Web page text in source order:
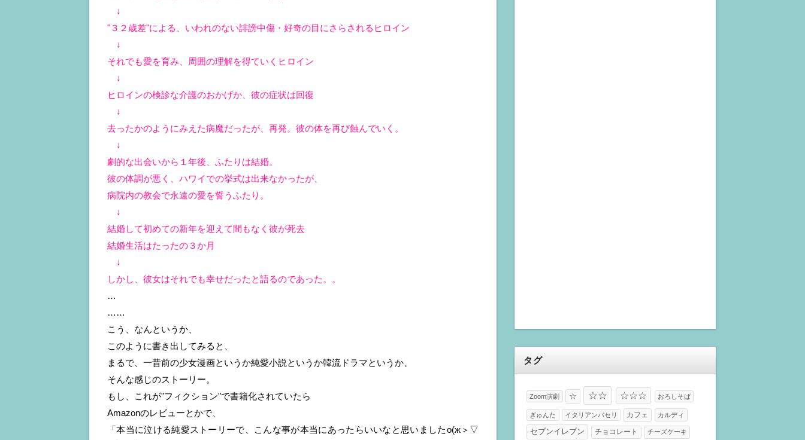
↓
"３２歳差"による、いわれのない誹謗中傷・好奇の目にさらされるヒロイン
↓
それでも愛を育み、周囲の理解を得ていくヒロイン
↓
ヒロインの検診な介護のおかげか、彼の症状は回復
↓
去ったかのようにみえた病魔だったが、再発。彼の体を再び蝕んでいく。
↓
劇的な出会いから１年後、ふたりは結婚。
彼の体調が悪く、ハワイでの挙式は出来なかったが、
病院内の教会で永遠の愛を誓うふたり。
↓
結婚して初めての新年を迎えて間もなく彼が死去
結婚生活はたったの３か月
↓
しかし、彼女はそれでも幸せだったと語るのであった。。
…
……
こう、なんというか、
このように書き出してみると、
まるで、一昔前の少女漫画というか純愛小説というか韓流ドラマというか、
そんな感じのストーリー。
もし、これが"フィクション"で書籍化されていたら
Amazonのレビューとかで、
「本当に泣ける純愛ストーリーで、こんな事が本当にあったらいいなと思いましたо(ж＞▽
タグ
Zoom演劇 ☆ ☆☆ ☆☆☆ おろしそば
ぎゅんた イタリアンパセリ カフェ カルディ
セブンイレブン チョコレート チーズケーキ